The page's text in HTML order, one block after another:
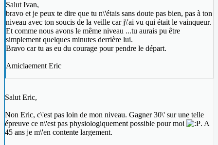
Salut Ivan,
bravo et je peux te dire que tu n\'étais sans doute pas bien, pas à ton
niveau avec ton soucis de la veille car j\'ai vu qui était le vainqueur.
Et comme nous avons le même niveau ...tu aurais pu être
simplement quelques minutes derrière lui.
Bravo car tu as eu du courage pour pendre le départ.
Amiclaement Eric
Salut Eric,
Non Eric, c\'est pas loin de mon niveau. Gagner 30\' sur une telle
épreuve ce n\'est pas physiologiquement possible pour moi
. A
45 ans je m\'en contente largement.